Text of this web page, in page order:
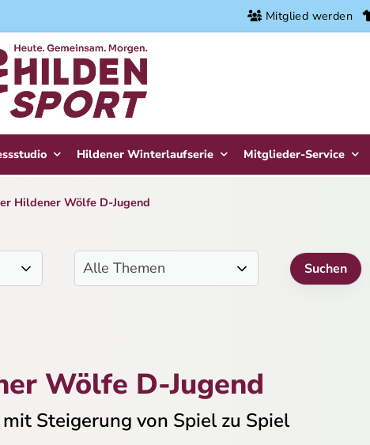
Mitglied werden
Hildener Winterlaufserie Mitglieder-Service
Hildener Wölfe D-Jugend
Wölfe D-Jugend
Steigerung von Spiel zu Spiel